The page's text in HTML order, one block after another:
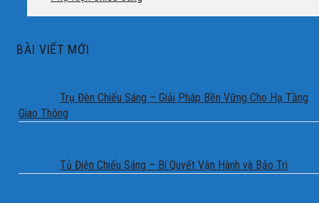
BÀI VIẾT MỚI
Trụ Đèn Chiếu Sáng – Giải Pháp Bền Vững Cho Hạ Tầng
Giao Thông
Tủ Điện Chiếu Sáng – Bí Quyết Vận Hành và Bảo Trì